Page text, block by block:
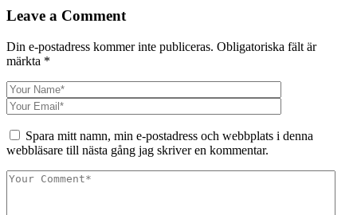
Leave a Comment
Din e-postadress kommer inte publiceras. Obligatoriska fält är
märkta *
Spara mitt namn, min e-postadress och webbplats i denna
webbläsare till nästa gång jag skriver en kommentar.